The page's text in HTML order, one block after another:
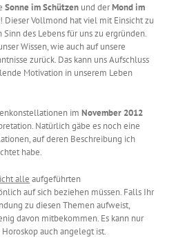
Sonne im Schützen und derMond im
! Dieser Vollmond hat viel mit Einsicht zu
des Lebens für uns zu ergründen.
Wissen, wie auch auf unsere
zurück. Das kann uns Aufschluss
Motivation in unserem Leben
im November 2012
Natürlich gäbe es noch eine
auf deren Beschreibung ich
habe.
alle aufgeführten
auf sich beziehen müssen. Falls Ihr
zu diesen Themen aufweist,
davon mitbekommen. Es kann nur
auch angelegt ist.